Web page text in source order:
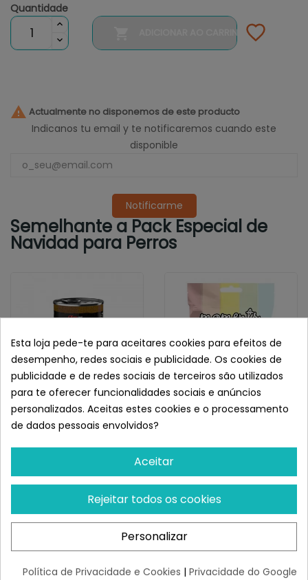
Quantidade
ADICIONAR AO CARRINHO
 Actualmente no disponemos de este producto
Indicanos tu email y te notificaremos cuando este
disponible
Notificarme
Semelhante a Pack Especial de
Navidad para Perros
ALPHA SPIRIT
¡Últimas produtos!
5,95 €
¡Últimas produtos!
1,62 €
Esta loja pede-te para aceitares cookies para efeitos de
desempenho, redes sociais e publicidade. Os cookies de
publicidade e de redes sociais de terceiros são utilizados
para te oferecer funcionalidades sociais e anúncios
personalizados. Aceitas estes cookies e o processamento
de dados pessoais envolvidos?
Aceitar
Rejeitar todos os cookies
Personalizar
Política de Privacidade e Cookies | Privacidade do Google